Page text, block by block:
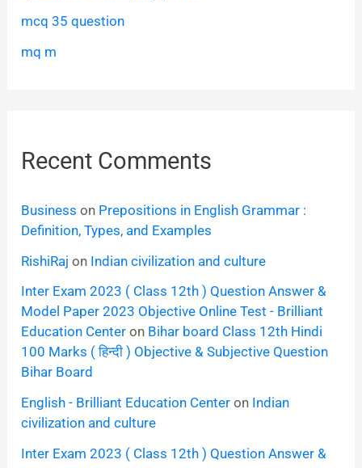
mcq 35 question
mq m
Recent Comments
Business on Prepositions in English Grammar :
Definition, Types, and Examples
RishiRaj on Indian civilization and culture
Inter Exam 2023 ( Class 12th ) Question Answer &
Model Paper 2023 Objective Online Test - Brilliant
Education Center on Bihar board Class 12th Hindi
100 Marks ( हिन्दी ) Objective & Subjective Question
Bihar Board
English - Brilliant Education Center on Indian
civilization and culture
Inter Exam 2023 ( Class 12th ) Question Answer &